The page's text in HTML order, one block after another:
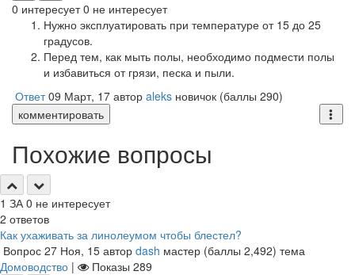
0 интересует 0 не интересует
Нужно эксплуатировать при температуре от 15 до 25
градусов.
Перед тем, как мыть полы, необходимо подмести полы
и избавиться от грязи, песка и пыли.
Ответ 09 Март, 17 автор aleks новичок (баллы 290)
комментировать
Похожие вопросы
1 ЗА 0 не интересует
2 ответов
Как ухаживать за линолеумом чтобы блестел?
Вопрос 27 Ноя, 15 автор dash мастер (баллы 2,492) тема
Домоводство | Показы 289